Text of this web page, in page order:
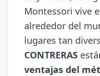
Montessori vive
alrededor del
lugares tan
CONTRERAS
ventajas del